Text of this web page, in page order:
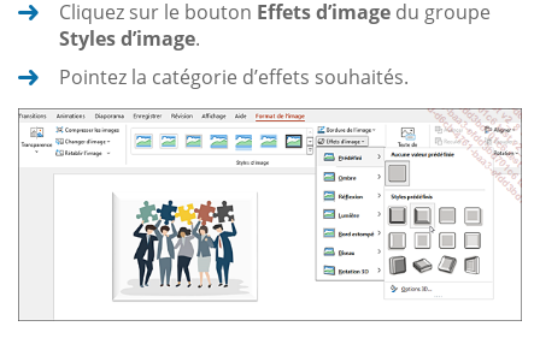
Cliquez sur le bouton Effets d’image du groupe
Styles d’image.
Pointez la catégorie d’effets souhaités.